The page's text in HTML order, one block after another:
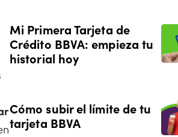
Mi Primera Tarjeta de
Crédito BBVA: empieza tu
historial hoy
Cómo subir el límite de tu
tarjeta BBVA